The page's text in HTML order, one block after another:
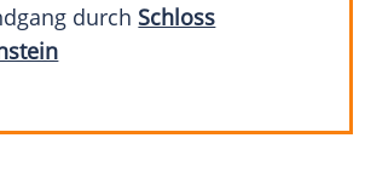
durch Schloss